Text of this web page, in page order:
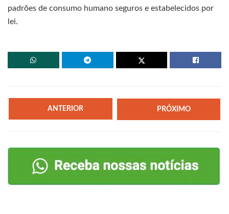
padrões de consumo humano seguros e estabelecidos por
lei.
ANTERIOR PRÓXIMO